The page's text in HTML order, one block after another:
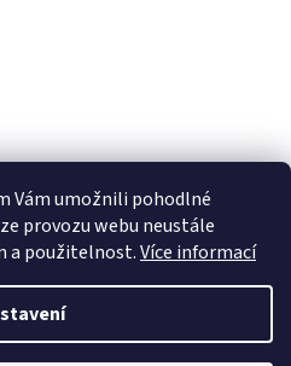
Vám umožnili pohodlné
provozu webu neustále
a použitelnost.Více informací
Shoptet